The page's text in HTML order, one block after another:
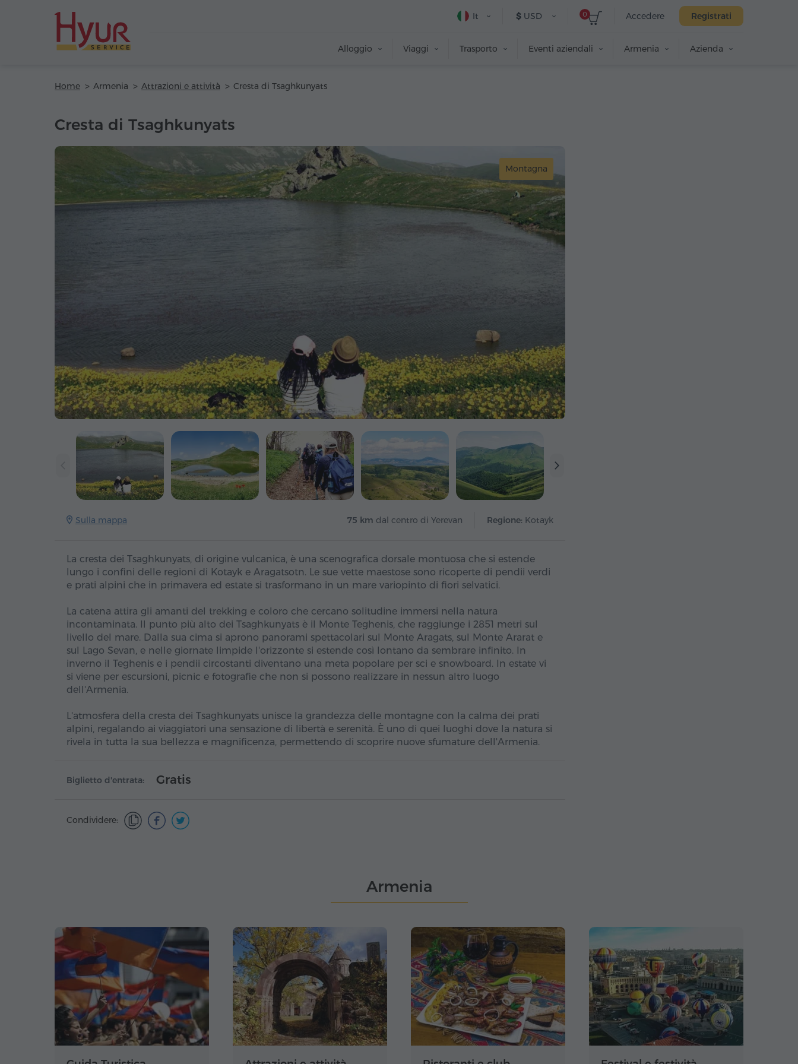
Accedere Registrati
0
$ USD
It
Alloggio Viaggi Trasporto Eventi aziendali Armenia Azienda
Home Armenia Attrazioni e attività Cresta di Tsaghkunyats
Cresta di Tsaghkunyats
Montagna
Sulla mappa 75 km dal centro di Yerevan Regione: Kotayk
La cresta dei Tsaghkunyats, di origine vulcanica, è una scenografica dorsale montuosa che si estende
lungo i confini delle regioni di Kotayk e Aragatsotn. Le sue vette maestose sono ricoperte di pendii verdi
e prati alpini che in primavera ed estate si trasformano in un mare variopinto di fiori selvatici.
La catena attira gli amanti del trekking e coloro che cercano solitudine immersi nella natura
incontaminata. Il punto più alto dei Tsaghkunyats è il Monte Teghenis, che raggiunge i 2851 metri sul
livello del mare. Dalla sua cima si aprono panorami spettacolari sul Monte Aragats, sul Monte Ararat e
sul Lago Sevan, e nelle giornate limpide l'orizzonte si estende così lontano da sembrare infinito. In
inverno il Teghenis e i pendii circostanti diventano una meta popolare per sci e snowboard. In estate vi
si viene per escursioni, picnic e fotografie che non si possono realizzare in nessun altro luogo
dell'Armenia.
L'atmosfera della cresta dei Tsaghkunyats unisce la grandezza delle montagne con la calma dei prati
alpini, regalando ai viaggiatori una sensazione di libertà e serenità. È uno di quei luoghi dove la natura si
rivela in tutta la sua bellezza e magnificenza, permettendo di scoprire nuove sfumature dell'Armenia.
Biglietto d'entrata: Gratis
Condividere:
Armenia